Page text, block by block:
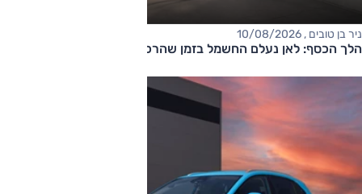
ניר בן טובים , 10/08/2026
הלך הכסף: לאן נעלם החשמל בזמן שהרכב מחובר לשקע?